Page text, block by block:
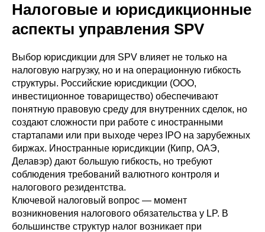
Налоговые и юрисдикционные
аспекты управления SPV
Выбор юрисдикции для SPV влияет не только на
налоговую нагрузку, но и на операционную гибкость
структуры. Российские юрисдикции (ООО,
инвестиционное товарищество) обеспечивают
понятную правовую среду для внутренних сделок, но
создают сложности при работе с иностранными
стартапами или при выходе через IPO на зарубежных
биржах. Иностранные юрисдикции (Кипр, ОАЭ,
Делавэр) дают большую гибкость, но требуют
соблюдения требований валютного контроля и
налогового резидентства.
Ключевой налоговый вопрос — момент
возникновения налогового обязательства у LP. В
большинстве структур налог возникает при